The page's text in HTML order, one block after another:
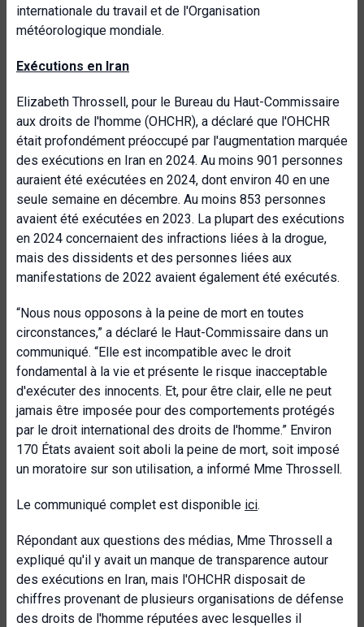
internationale du travail et de l'Organisation
météorologique mondiale.
Exécutions en Iran
Elizabeth Throssell, pour le Bureau du Haut-Commissaire
aux droits de l'homme (OHCHR), a déclaré que l'OHCHR
était profondément préoccupé par l'augmentation marquée
des exécutions en Iran en 2024. Au moins 901 personnes
auraient été exécutées en 2024, dont environ 40 en une
seule semaine en décembre. Au moins 853 personnes
avaient été exécutées en 2023. La plupart des exécutions
en 2024 concernaient des infractions liées à la drogue,
mais des dissidents et des personnes liées aux
manifestations de 2022 avaient également été exécutés.
“Nous nous opposons à la peine de mort en toutes
circonstances,” a déclaré le Haut-Commissaire dans un
communiqué. “Elle est incompatible avec le droit
fondamental à la vie et présente le risque inacceptable
d'exécuter des innocents. Et, pour être clair, elle ne peut
jamais être imposée pour des comportements protégés
par le droit international des droits de l'homme.” Environ
170 États avaient soit aboli la peine de mort, soit imposé
un moratoire sur son utilisation, a informé Mme Throssell.
Le communiqué complet est disponible ici.
Répondant aux questions des médias, Mme Throssell a
expliqué qu'il y avait un manque de transparence autour
des exécutions en Iran, mais l'OHCHR disposait de
chiffres provenant de plusieurs organisations de défense
des droits de l'homme réputées avec lesquelles il